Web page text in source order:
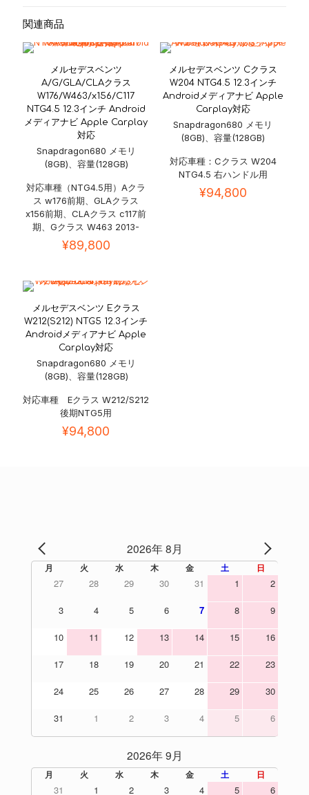
関連商品
メルセデスベンツ
A/G/GLA/CLAクラス
W176/W463/x156/C117
NTG4.5 12.3インチ Android
メディアナビ Apple Carplay
対応
Snapdragon680 メモリ
(8GB)、容量(128GB)
対応車種（NTG4.5用）Aクラ
ス w176前期、GLAクラス
x156前期、CLAクラス c117前
期、Gクラス W463 2013-
¥89,800
メルセデスベンツ Cクラス
W204 NTG4.5 12.3インチ
Androidメディアナビ Apple
Carplay対応
Snapdragon680 メモリ
(8GB)、容量(128GB)
対応車種：Cクラス W204
NTG4.5 右ハンドル用
¥94,800
メルセデスベンツ Eクラス
W212(S212) NTG5 12.3インチ
Androidメディアナビ Apple
Carplay対応
Snapdragon680 メモリ
(8GB)、容量(128GB)
対応車種 Eクラス W212/S212
後期NTG5用
¥94,800
2026年 8月 NEXT
月 火 水 木 金 土 日
27 28 29 30 31 1 2
3 4 5 6 7 8 9
10 11 12 13 14 15 16
17 18 19 20 21 22 23
24 25 26 27 28 29 30
31 1 2 3 4 5 6
2026年 9月
月 火 水 木 金 土 日
31 1 2 3 4 5 6